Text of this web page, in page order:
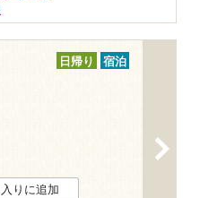
日帰り 宿泊
りに追加